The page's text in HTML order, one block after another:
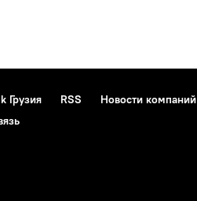
Грузия RSS Новости компаний